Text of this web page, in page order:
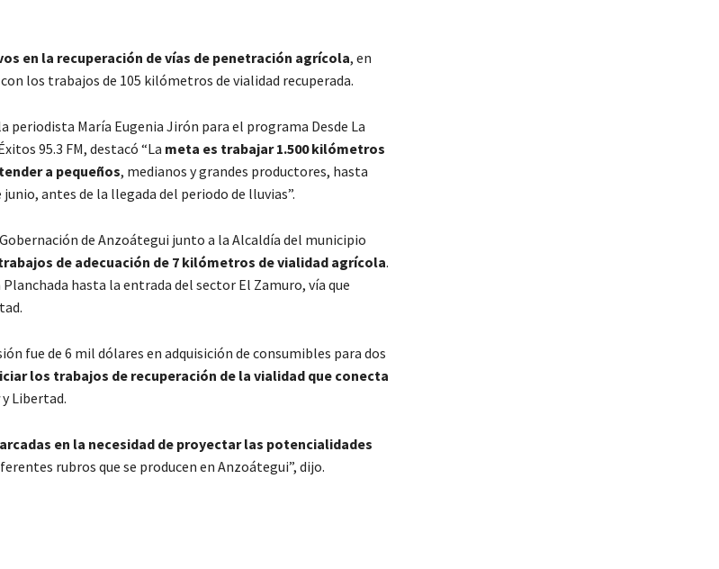
en la recuperación de vías de penetración agrícola, en
los trabajos de 105 kilómetros de vialidad recuperada.
periodista María Eugenia Jirón para el programa Desde La
95.3 FM, destacó “La meta es trabajar 1.500 kilómetros
a pequeños, medianos y grandes productores, hasta
antes de la llegada del periodo de lluvias”.
de Anzoátegui junto a la Alcaldía del municipio
de adecuación de 7 kilómetros de vialidad agrícola.
Planchada hasta la entrada del sector El Zamuro, vía que
fue de 6 mil dólares en adquisición de consumibles para dos
los trabajos de recuperación de la vialidad que conecta
y Libertad.
en la necesidad de proyectar las potencialidades
rubros que se producen en Anzoátegui”, dijo.